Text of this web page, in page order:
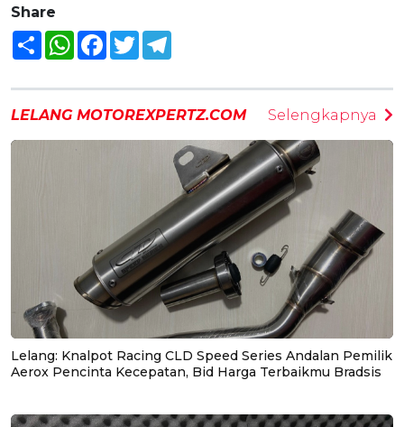
Share
Share WhatsAppFacebook
Twitter
LELANG MOTOREXPERTZ.COM Selengkapnya
Lelang: Knalpot Racing CLD Speed Series Andalan Pemilik
Aerox Pencinta Kecepatan, Bid Harga Terbaikmu Bradsis